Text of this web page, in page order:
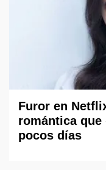
Furor en
romántica que
pocos días